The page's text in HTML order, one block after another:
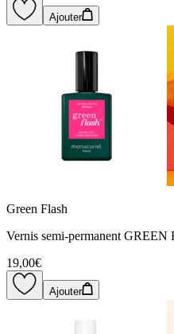
Ajouter
Green Flash
Vernis semi-permanent
19,00€
Ajouter